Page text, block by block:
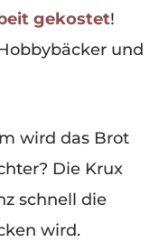
gekostet!
und
wird das Brot
Die Krux
schnell die
wird.